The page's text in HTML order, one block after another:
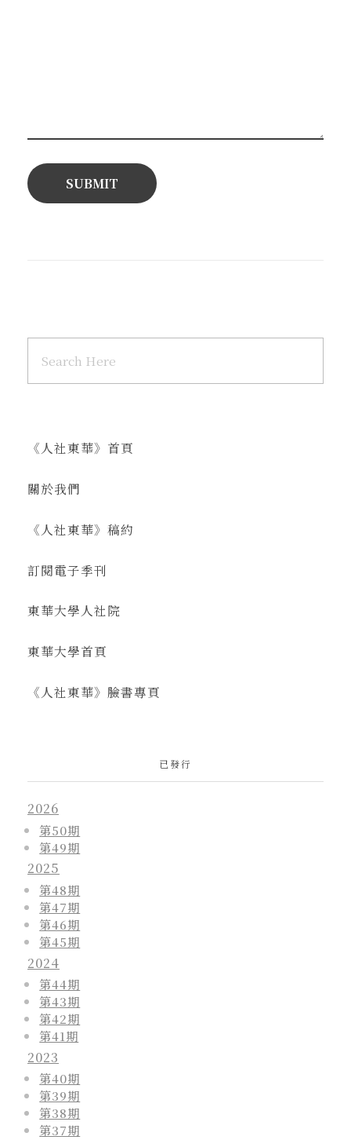
《人社東華》首頁
關於我們
《人社東華》稿約
訂閱電子季刊
東華大學人社院
東華大學首頁
《人社東華》臉書專頁
已發行
2026
第50期
第49期
2025
第48期
第47期
第46期
第45期
2024
第44期
第43期
第42期
第41期
2023
第40期
第39期
第38期
第37期